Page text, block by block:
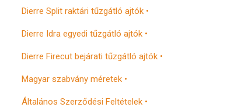
Dierre Split raktári tűzgátló ajtók •
Dierre Idra egyedi tűzgátló ajtók •
Dierre Firecut bejárati tűzgátló ajtók •
Magyar szabvány méretek •
Általános Szerződési Feltételek •